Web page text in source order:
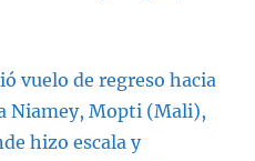
vuelo de regreso hacia
Niamey, Mopti (Mali),
hizo escala y